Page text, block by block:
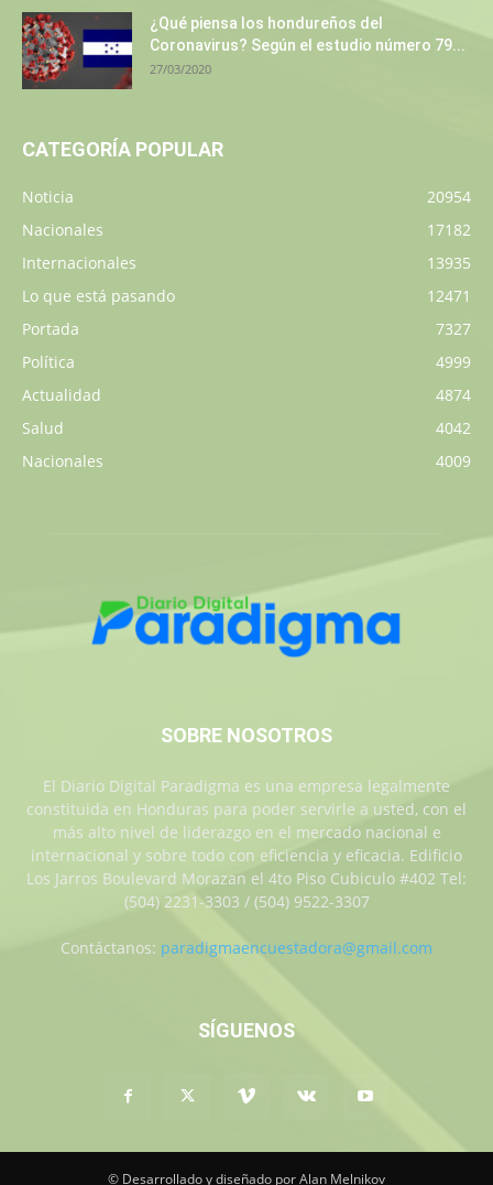
¿Qué piensa los hondureños del
Coronavirus? Según el estudio número 79...
27/03/2020
CATEGORÍA POPULAR
Noticia
20954
Nacionales
17182
Internacionales
13935
Lo que está pasando
12471
Portada
7327
Política
4999
Actualidad
4874
Salud
4042
Nacionales
4009
SOBRE NOSOTROS
El Diario Digital Paradigma es una empresa legalmente
constituida en Honduras para poder servirle a usted, con el
más alto nivel de liderazgo en el mercado nacional e
internacional y sobre todo con eficiencia y eficacia. Edificio
Los Jarros Boulevard Morazan el 4to Piso Cubiculo #402 Tel:
(504) 2231-3303 / (504) 9522-3307
Contáctanos: paradigmaencuestadora@gmail.com
SÍGUENOS
© Desarrollado y diseñado por Alan Melnikov